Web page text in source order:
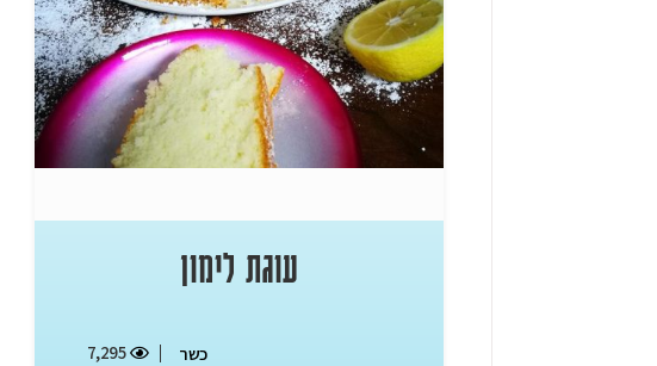
עוגת לימון
כשר 7,295